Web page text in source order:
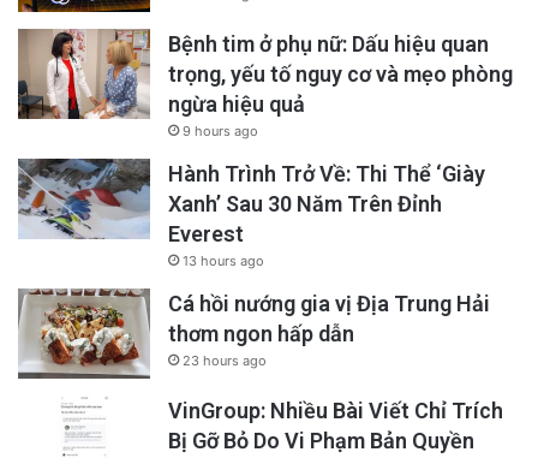
Hội đồng bày tỏ quan ngại sâu sắc đối với
những rủi ro mà thuốc lá điện tử đặt ra cho
những người trẻ tuổi, cũng như nhiều người
khác trong khán giả.
“Chúng tôi biết rằng hiện trên thị trường đang
có 7.000 hương vị và 80% thanh niên đang sử
dụng loại có hương vị”, Erica Costa, giám đốc
vận động của Hiệp hội Phổi Hoa Kỳ tại
Sacramento cho biết.
Bệnh tim ở phụ nữ: Dấu hiệu quan
trọng, yếu tố nguy cơ và mẹo phòng
ngừa hiệu quả
9 hours ago
Hành Trình Trở Về: Thi Thể ‘Giày
Xanh’ Sau 30 Năm Trên Đỉnh
Everest
13 hours ago
Cá hồi nướng gia vị Địa Trung Hải
thơm ngon hấp dẫn
23 hours ago
VinGroup: Nhiều Bài Viết Chỉ Trích
Bị Gỡ Bỏ Do Vi Phạm Bản Quyền